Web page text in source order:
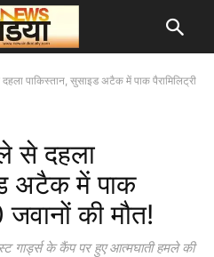
पाकिस्तान, सुसाइड अटैक में पाक पैरामिलिट्री
से दहला
अटैक में पाक
जवानों की मौत!
गार्ड्स के कैंप पर हुए आत्मघाती हमले की